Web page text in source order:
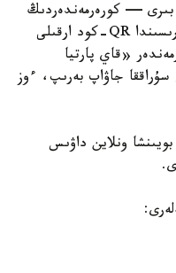
— كورەرمەندەردىڭ
بەلسەندى قاتىسۋى. تىكەلەي ەفير بارىسىندا QR-كود ارقىلى
«قاي پارتيا
جاۋاپ بەرىپ، ءوز
ونلاين داۋىس